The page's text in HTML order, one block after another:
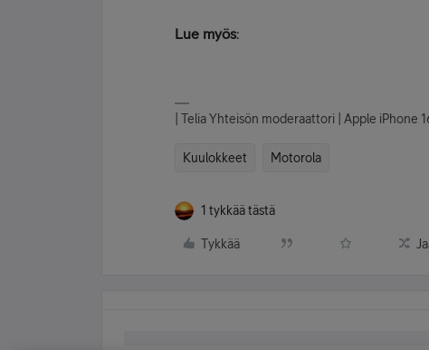
Lue myös:
| Telia Yhteisön moderaattori | Apple iPhone
Kuulokkeet Motorola
1 tykkää tästä
Tykkää